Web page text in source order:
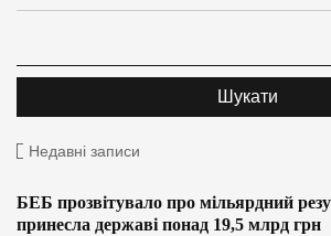
Недавні записи
БЕБ прозвітувало про мільярдний
принесла державі понад 19,5 млрд грн